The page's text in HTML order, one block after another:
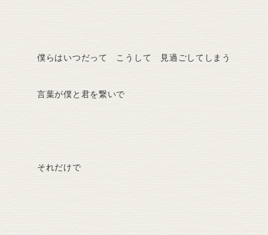
僕らはいつだって こうして 見過ごしてしまう
言葉が僕と君を繋いで
それだけで